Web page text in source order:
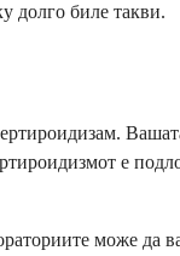
долго биле такви.
е
може да